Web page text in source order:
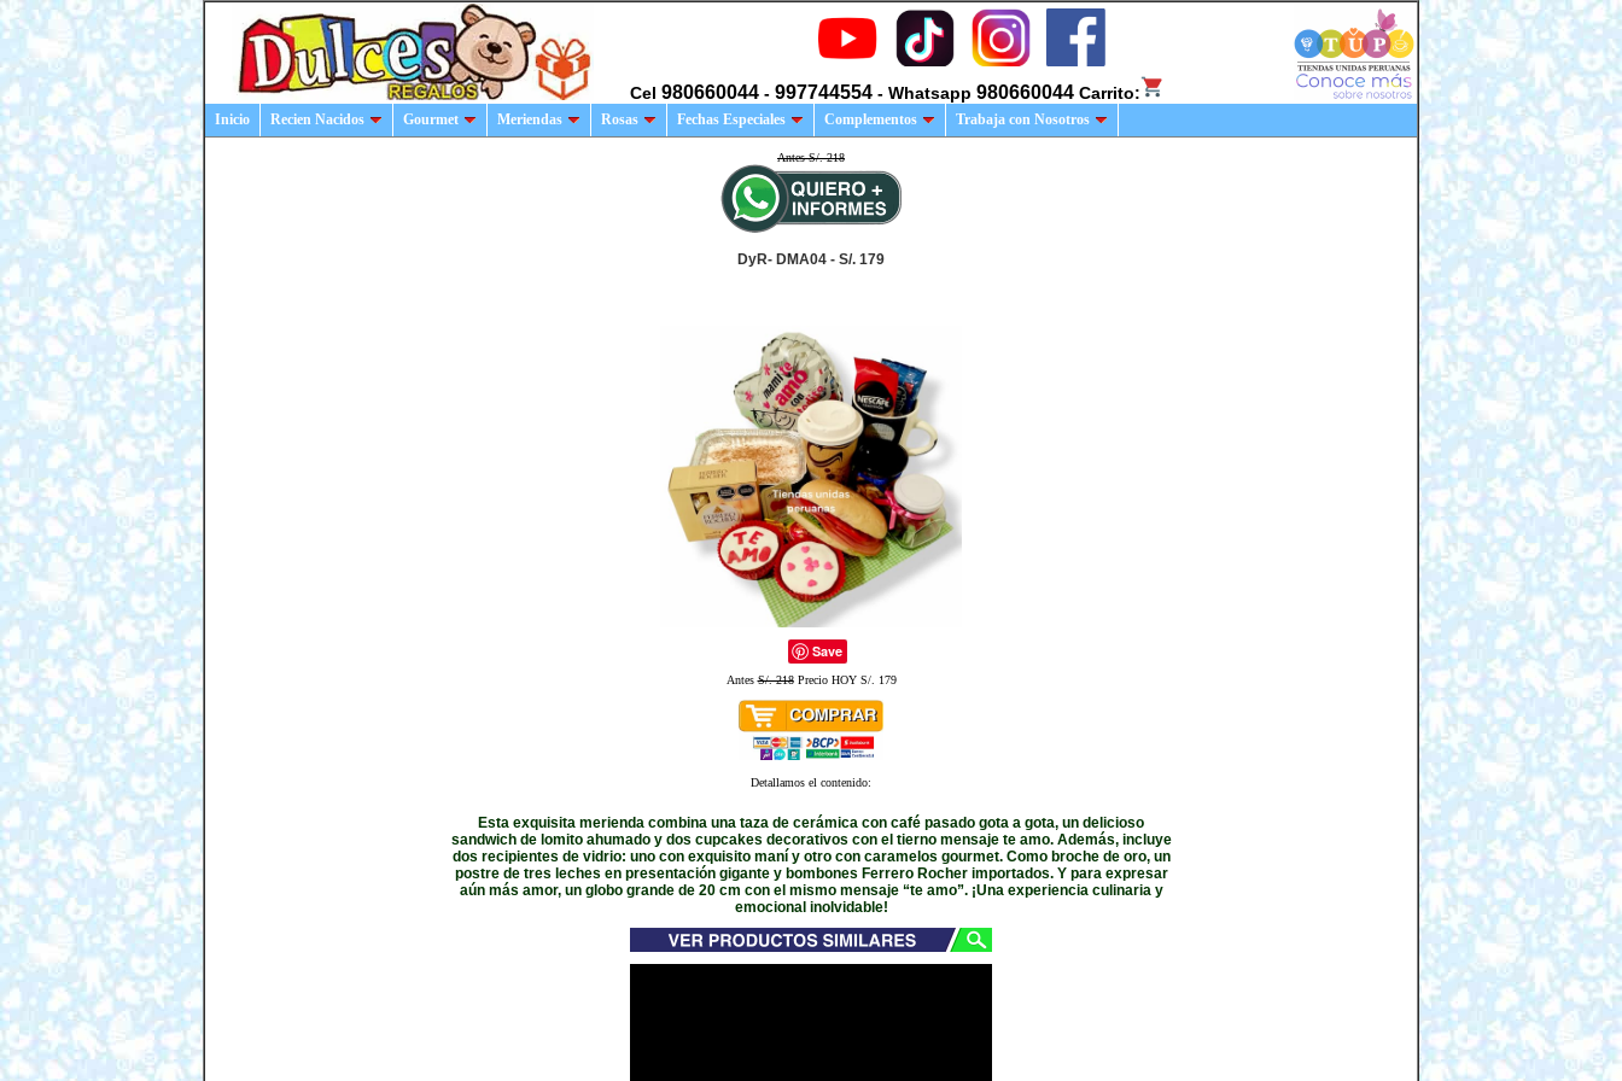
Cel 980660044 - 997744554 - Whatsapp 980660044 Carrito:
Inicio Recien Nacidos Gourmet Meriendas Rosas Fechas Especiales Complementos Trabaja con Nosotros
Antes S/. 218
DyR- DMA04 - S/. 179
Save
AntesS/. 218Precio HOY S/. 179
Detallamos el contenido:
Esta exquisita merienda combina una taza de cerámica con café pasado gota a gota, un delicioso
sandwich de lomito ahumado y dos cupcakes decorativos con el tierno mensaje te amo. Además, incluye
dos recipientes de vidrio: uno con exquisito maní y otro con caramelos gourmet. Como broche de oro, un
postre de tres leches en presentación gigante y bombones Ferrero Rocher importados. Y para expresar
aún más amor, un globo grande de 20 cm con el mismo mensaje “te amo”. ¡Una experiencia culinaria y
emocional inolvidable!